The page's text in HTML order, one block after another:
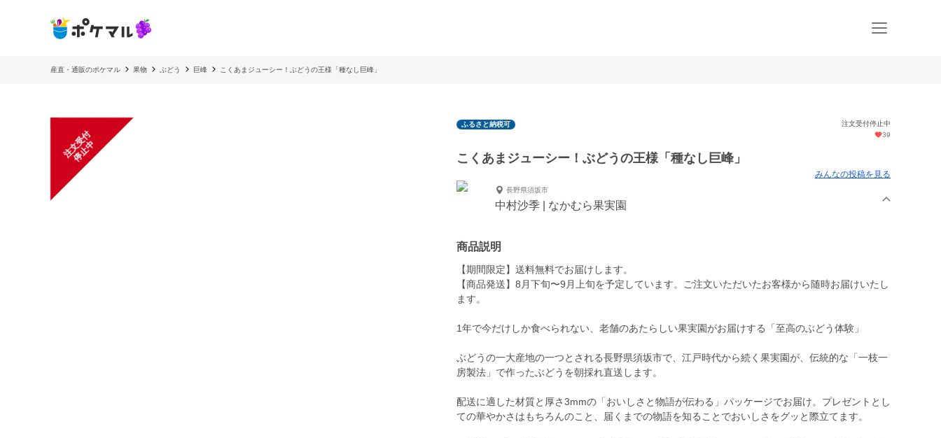
産直・通販のポケマル 果物 ぶどう 巨峰 こくあまジューシー！ぶどうの王様「種なし巨峰」
注
文
受
付
停
止
中
ふるさと納税可
注文受付停止中
39
こくあまジューシー！ぶどうの王様「種なし巨峰」
みんなの投稿を見る
長野県須坂市
中村沙季 | なかむら果実園
商品説明
【期間限定】送料無料でお届けします。
【商品発送】8月下旬〜9月上旬を予定しています。ご注文いただいたお客様から随時お届けいたし
ます。
1年で今だけしか食べられない、老舗のあたらしい果実園がお届けする「至高のぶどう体験」
ぶどうの一大産地の一つとされる長野県須坂市で、江戸時代から続く果実園が、伝統的な「一枝一
房製法」で作ったぶどうを朝採れ直送します。
配送に適した材質と厚さ3mmの「おいしさと物語が伝わる」パッケージでお届け。プレゼントとし
ての華やかさはもちろんのこと、届くまでの物語を知ることでおいしさをグッと際立てます。